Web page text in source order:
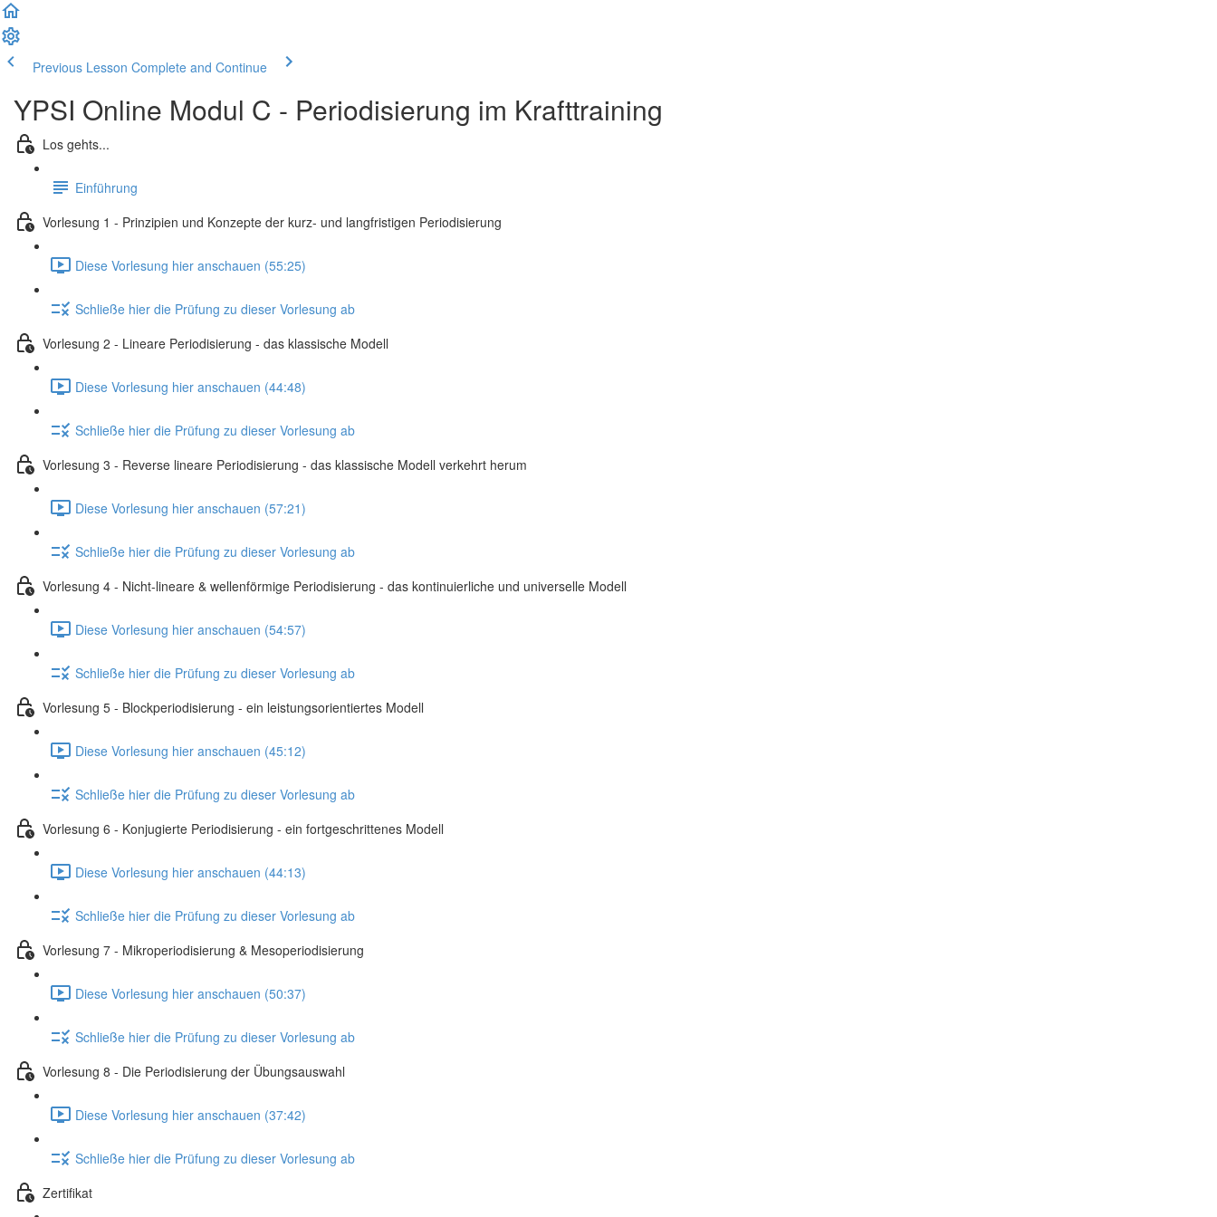
Previous Lesson Complete and Continue
YPSI Online Modul C - Periodisierung im Krafttraining
Los gehts...
Einführung
Vorlesung 1 - Prinzipien und Konzepte der kurz- und langfristigen Periodisierung
Diese Vorlesung hier anschauen (55:25)
Schließe hier die Prüfung zu dieser Vorlesung ab
Vorlesung 2 - Lineare Periodisierung - das klassische Modell
Diese Vorlesung hier anschauen (44:48)
Schließe hier die Prüfung zu dieser Vorlesung ab
Vorlesung 3 - Reverse lineare Periodisierung - das klassische Modell verkehrt herum
Diese Vorlesung hier anschauen (57:21)
Schließe hier die Prüfung zu dieser Vorlesung ab
Vorlesung 4 - Nicht-lineare & wellenförmige Periodisierung - das kontinuierliche und universelle Modell
Diese Vorlesung hier anschauen (54:57)
Schließe hier die Prüfung zu dieser Vorlesung ab
Vorlesung 5 - Blockperiodisierung - ein leistungsorientiertes Modell
Diese Vorlesung hier anschauen (45:12)
Schließe hier die Prüfung zu dieser Vorlesung ab
Vorlesung 6 - Konjugierte Periodisierung - ein fortgeschrittenes Modell
Diese Vorlesung hier anschauen (44:13)
Schließe hier die Prüfung zu dieser Vorlesung ab
Vorlesung 7 - Mikroperiodisierung & Mesoperiodisierung
Diese Vorlesung hier anschauen (50:37)
Schließe hier die Prüfung zu dieser Vorlesung ab
Vorlesung 8 - Die Periodisierung der Übungsauswahl
Diese Vorlesung hier anschauen (37:42)
Schließe hier die Prüfung zu dieser Vorlesung ab
Zertifikat